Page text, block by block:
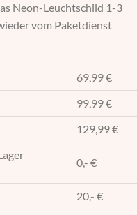
Neon-Leuchtschild 1-3
vom Paketdienst
69,99 €
99,99 €
129,99 €
0,- €
20,- €